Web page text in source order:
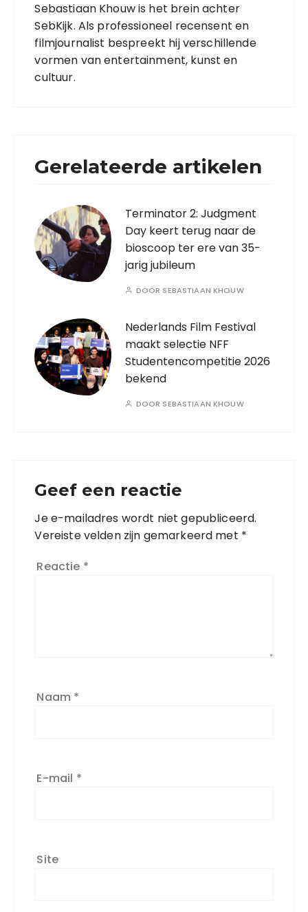
Sebastiaan Khouw is het brein achter
SebKijk. Als professioneel recensent en
filmjournalist bespreekt hij verschillende
vormen van entertainment, kunst en
cultuur.
Gerelateerde artikelen
Terminator 2: Judgment
Day keert terug naar de
bioscoop ter ere van 35-
jarig jubileum
DOOR SEBASTIAAN KHOUW
Nederlands Film Festival
maakt selectie NFF
Studentencompetitie 2026
bekend
DOOR SEBASTIAAN KHOUW
Geef een reactie
Je e-mailadres wordt niet gepubliceerd.
Vereiste velden zijn gemarkeerd met *
Reactie *
Naam *
E-mail *
Site